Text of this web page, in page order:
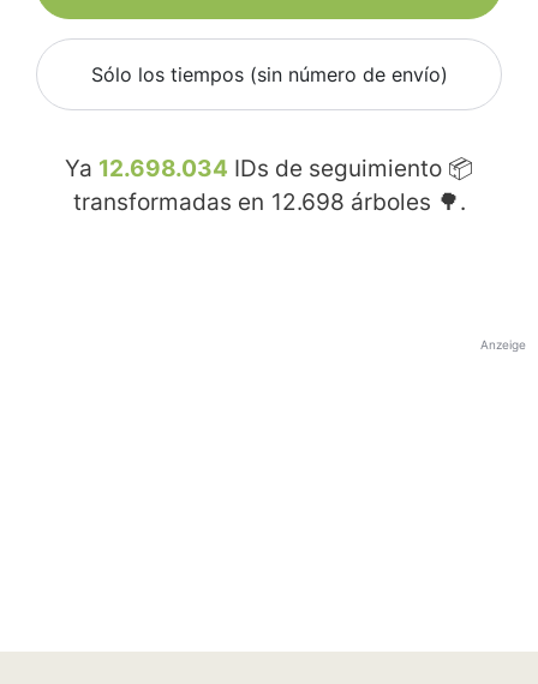
Sólo los tiempos (sin número de envío)
Ya 12.698.034 IDs de seguimiento 📦
transformadas en 12.698 árboles 🌳.
Anzeige